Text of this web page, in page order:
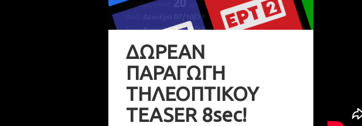
ΔΩΡΕΑΝ
ΠΑΡΑΓΩΓΗ
ΤΗΛΕΟΠΤΙΚΟΥ
TEASER 8sec!